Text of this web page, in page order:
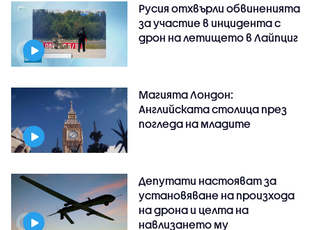
Русия отхвърли обвиненията
за участие в инцидента с
дрон на летището в Лайпциг
Магията Лондон:
Английската столица през
погледа на младите
Депутати настояват за
установяване на произхода
на дрона и целта на
навлизането му